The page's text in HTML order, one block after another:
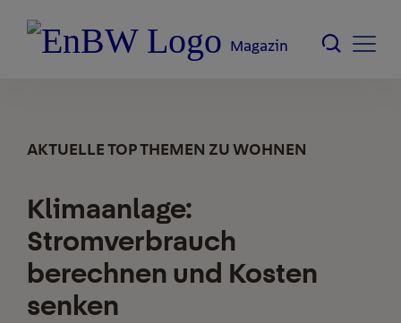
Magazin
AKTUELLE TOP THEMEN ZU WOHNEN
Klimaanlage:
Stromverbrauch
berechnen und Kosten
senken